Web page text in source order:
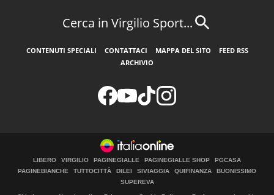
Cerca in Virgilio Sport...
CONTENUTI SPECIALI CONTATTACI MAPPA DEL SITO
FEED RSS
ARCHIVIO
LIBERO VIRGILIO PAGINEGIALLE PAGINEGIALLE SHOP
PGCASA
PAGINEBIANCHE
TUTTOCITTÀ DILEI SIVIAGGIA QUIFINANZA
BUONISSIMO
SUPEREVA